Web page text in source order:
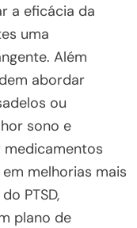
a eficácia da
uma
Além
abordar
ou
sono e
medicamentos
melhorias mais
PTSD,
plano de